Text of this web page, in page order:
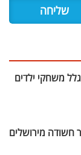
משחקי ילדים
חשודה מירושלים